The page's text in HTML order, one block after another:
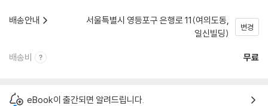
배송안내
서울특별시 영등포구 은행로 11(여의도동,
일신빌딩)
변경
배송비 무료
eBook이 출간되면 알려드립니다.